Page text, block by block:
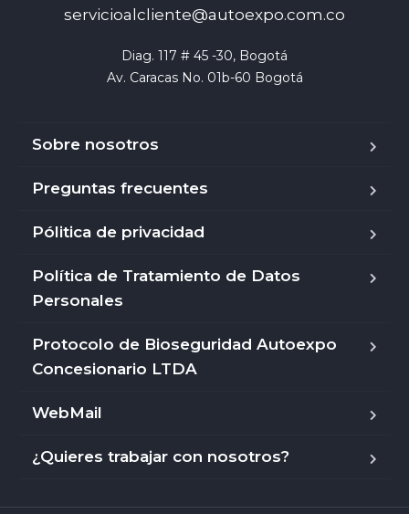
servicioalcliente@autoexpo.com.co
Diag. 117 # 45 -30, Bogotá
Av. Caracas No. 01b-60 Bogotá
Sobre nosotros
Preguntas frecuentes
Pólitica de privacidad
Política de Tratamiento de Datos
Personales
Protocolo de Bioseguridad Autoexpo
Concesionario LTDA
WebMail
¿Quieres trabajar con nosotros?